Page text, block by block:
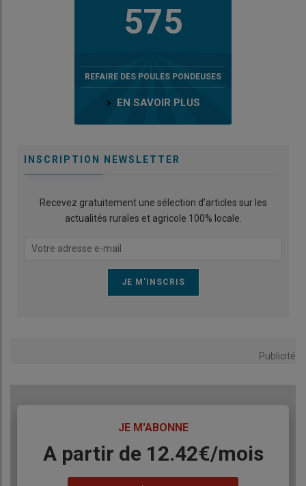
575
REFAIRE DES POULES PONDEUSES
EN SAVOIR PLUS
INSCRIPTION NEWSLETTER
Recevez gratuitement une sélection d’articles sur les
actualités rurales et agricole 100% locale.
Publicité
JE M'ABONNE
Body
A partir de 12.42€/mois